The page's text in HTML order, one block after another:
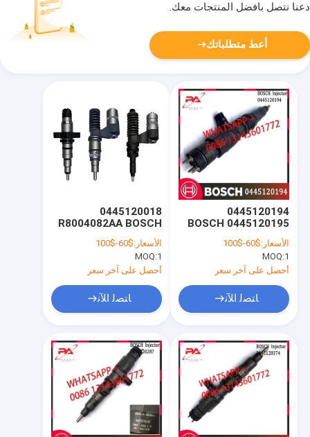
دعنا نتصل بأفضل المنتجات معك.
أعط متطلباتك
0445120018
R8004082AA BOSCH
عن طريق الحقن وقود
الديزل 0445120113
0445120210
0445120255
الأسعار:$60-$100
MOQ:1
أحصل على آخر سعر
ﺎﺘﺼﻟ ﺍﻶﻧ
0445120194
0445120195 BOSCH
حاقن وقود الديزل
4710700387
4710700187
0986435537
0986435642 CRIN4-
21
الأسعار:$60-$100
MOQ:1
أحصل على آخر سعر
ﺎﺘﺼﻟ ﺍﻶﻧ